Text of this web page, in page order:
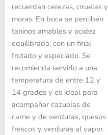
recuerdan cerezas, ciruelas y
moras. En boca se perciben
taninos amables y acidez
equilibrada, con un final
frutado y especiado. Se
recomienda servirlo a una
temperatura de entre 12 y
14 grados y es ideal para
acompañar cazuelas de
carne y de verduras, quesos
frescos y verduras al vapor.